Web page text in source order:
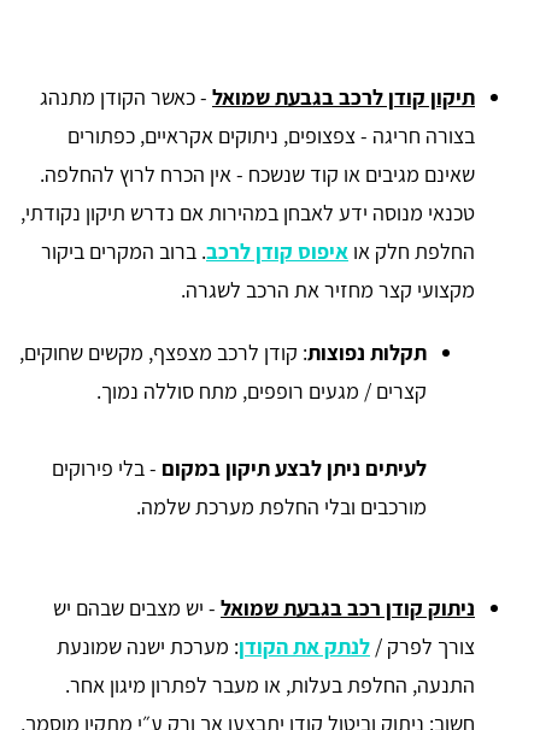
תיקון קודן לרכב בגבעת שמואל - כאשר הקודן מתנהג
בצורה חריגה - צפצופים, ניתוקים אקראיים, כפתורים
שאינם מגיבים או קוד שנשכח - אין הכרח לרוץ להחלפה.
טכנאי מנוסה ידע לאבחן במהירות אם נדרש תיקון נקודתי,
החלפת חלק או איפוס קודן לרכב. ברוב המקרים ביקור
מקצועי קצר מחזיר את הרכב לשגרה.
תקלות נפוצות: קודן לרכב מצפצף, מקשים שחוקים,
קצרים / מגעים רופפים, מתח סוללה נמוך.
לעיתים ניתן לבצע תיקון במקום - בלי פירוקים
מורכבים ובלי החלפת מערכת שלמה.
ניתוק קודן רכב בגבעת שמואל - יש מצבים שבהם יש
צורך לפרק / לנתק את הקודן: מערכת ישנה שמונעת
התנעה, החלפת בעלות, או מעבר לפתרון מיגון אחר.
חשוב: ניתוק וביטול קודן יתבצעו אך ורק ע״י מתקין מוסמך,